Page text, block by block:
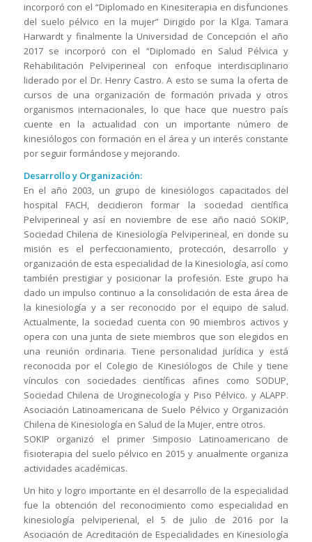
incorporó con el “Diplomado en Kinesiterapia en disfunciones
del suelo pélvico en la mujer” Dirigido por la Klga. Tamara
Harwardt y finalmente la Universidad de Concepción el año
2017 se incorporó con el “Diplomado en Salud Pélvica y
Rehabilitación Pelviperineal con enfoque interdisciplinario
liderado por el Dr. Henry Castro. A esto se suma la oferta de
cursos de una organización de formación privada y otros
organismos internacionales, lo que hace que nuestro país
cuente en la actualidad con un importante número de
kinesiólogos con formación en el área y un interés constante
por seguir formándose y mejorando.
Desarrollo y Organización:
En el año 2003, un grupo de kinesiólogos capacitados del
hospital FACH, decidieron formar la sociedad científica
Pelviperineal y así en noviembre de ese año nació SOKIP,
Sociedad Chilena de Kinesiología Pelviperineal, en donde su
misión es el perfeccionamiento, protección, desarrollo y
organización de esta especialidad de la Kinesiología, así como
también prestigiar y posicionar la profesión. Este grupo ha
dado un impulso continuo a la consolidación de esta área de
la kinesiología y a ser reconocido por el equipo de salud.
Actualmente, la sociedad cuenta con 90 miembros activos y
opera con una junta de siete miembros que son elegidos en
una reunión ordinaria. Tiene personalidad jurídica y está
reconocida por el Colegio de Kinesiólogos de Chile y tiene
vínculos con sociedades científicas afines como SODUP,
Sociedad Chilena de Uroginecología y Piso Pélvico. y ALAPP.
Asociación Latinoamericana de Suelo Pélvico y Organización
Chilena de Kinesiología en Salud de la Mujer, entre otros.
SOKIP organizó el primer Simposio Latinoamericano de
fisioterapia del suelo pélvico en 2015 y anualmente organiza
actividades académicas.
Un hito y logro importante en el desarrollo de la especialidad
fue la obtención del reconocimiento como especialidad en
kinesiología pelviperienal, el 5 de julio de 2016 por la
Asociación de Acreditación de Especialidades en Kinesiología